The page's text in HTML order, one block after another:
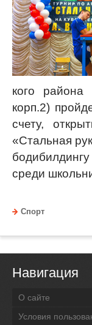
кого
корп.2)
счету,
«Стальная
среди
Спорт
Навигация
О сайте
Условия